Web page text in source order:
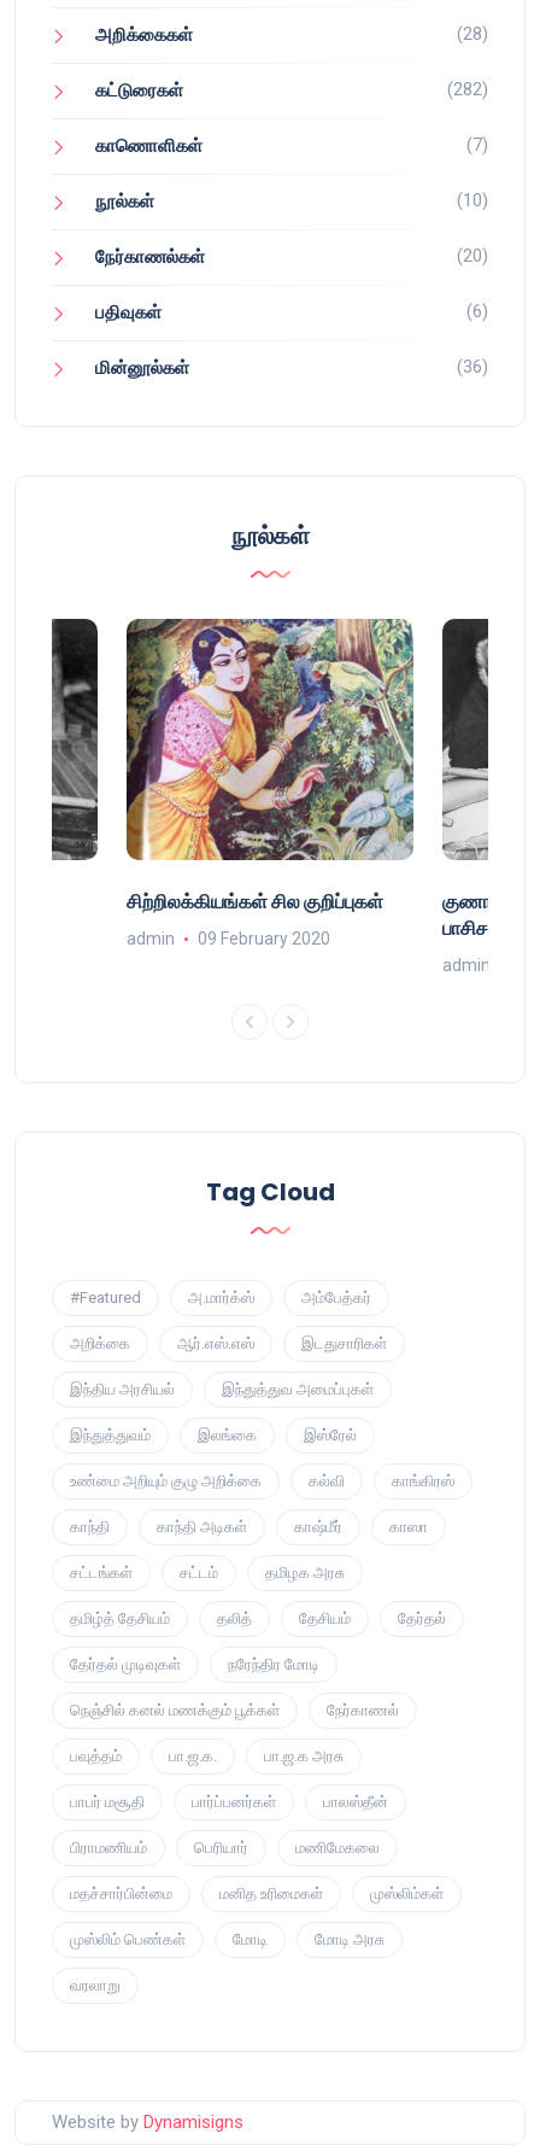
அறிக்கைகள் (28)
கட்டுரைகள் (282)
காணொளிகள் (7)
நூல்கள் (10)
நேர்காணல்கள் (20)
பதிவுகள் (6)
மின்னூல்கள் (36)
நூல்கள்
சிற்றிலக்கியங்கள் சில குறிப்புகள்
admin 09 February 2020
குணா :
admin
Tag Cloud
#Featured அ.மார்க்ஸ் அம்பேத்கர்
அறிக்கை ஆர்.எஸ்.எஸ் இடதுசாரிகள்
இந்திய அரசியல் இந்துத்துவ அமைப்புகள்
இந்துத்துவம் இலங்கை இஸ்ரேல்
உண்மை அறியும் குழு அறிக்கை கல்வி காங்கிரஸ்
காந்தி காந்தி அடிகள் காஷ்மீர் காஸா
சட்டங்கள் சட்டம் தமிழக அரசு
தமிழ்த் தேசியம் தலித் தேசியம் தேர்தல்
தேர்தல் முடிவுகள் நரேந்திர மோடி
நெஞ்சில் கனல் மணக்கும் பூக்கள் நேர்காணல்
பவுத்தம் பா.ஜ.க. பா.ஜ.க அரசு
பாபர் மசூதி பார்ப்பனர்கள் பாலஸ்தீன்
பிராமணியம் பெரியார் மணிமேகலை
மதச்சார்பின்மை மனித உரிமைகள் முஸ்லிம்கள்
முஸ்லிம் பெண்கள் மோடி மோடி அரசு
வரலாறு
Website by Dynamisigns